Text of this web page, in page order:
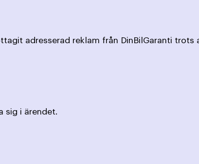
adresserad reklam från DinBilGaranti trots
sig i ärendet.